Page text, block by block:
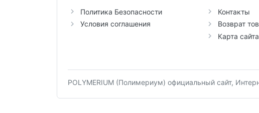
Политика Безопасности
Условия соглашения
Контакты
Возврат
Карта сайта
POLYMERIUM (Полимериум) официальный сайт,